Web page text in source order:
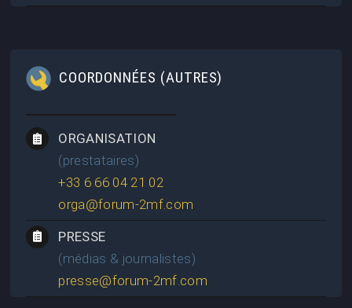
COORDONNÉES (AUTRES)
ORGANISATION
(prestataires)
+33 6 66 04 21 02
orga@forum-2mf.com
PRESSE
(médias & journalistes)
presse@forum-2mf.com